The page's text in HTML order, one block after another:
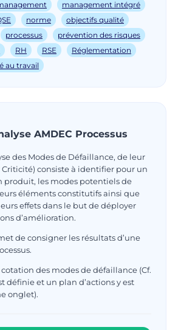
management intégré
norme
objectifs qualité
processus
prévention des risques
RH RSE
Réglementation
au travail
AMDEC Processus
des Modes de Défaillance, de leur
Criticité) consiste à identifier pour un
produit, les modes potentiels de
éléments constitutifs ainsi que
effets dans le but de déployer
d’amélioration.
de consigner les résultats d’une
des modes de défaillance (Cf.
définie et un plan d’actions y est
onglet).